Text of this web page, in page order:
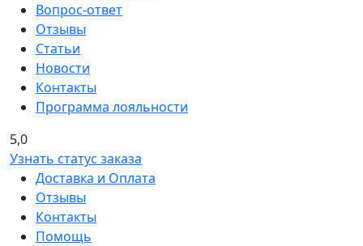
Вопрос-ответ
Отзывы
Статьи
Новости
Контакты
Программа лояльности
5,0
Узнать статус заказа
Доставка и Оплата
Отзывы
Контакты
Помощь